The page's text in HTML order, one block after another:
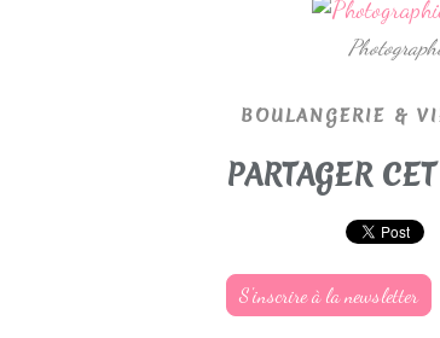
BOULANGERIE &
PARTAGER
S'inscrire à la newsletter